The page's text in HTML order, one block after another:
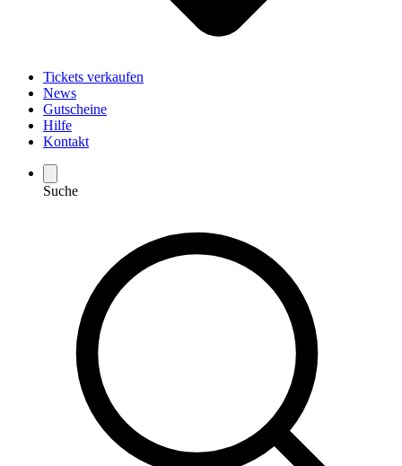
Tickets verkaufen
News
Gutscheine
Hilfe
Kontakt
Suche